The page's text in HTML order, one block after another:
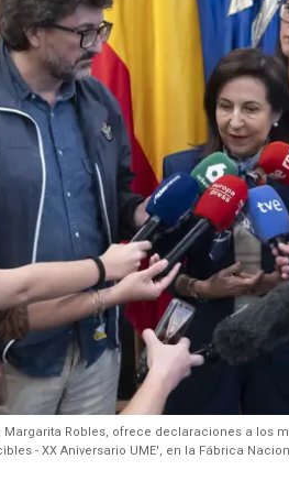
Margarita Robles, ofrece declaraciones a los
- XX Aniversario UME', en la Fábrica